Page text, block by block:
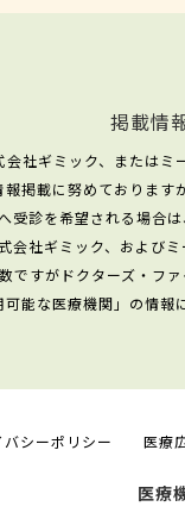
掲載情
社ギミック、またはミ
掲載に努めております
受診を希望される場合
会社ギミック、および
ですがドクターズ・フ
能な医療機関」の情
バシーポリシー 医療
医療